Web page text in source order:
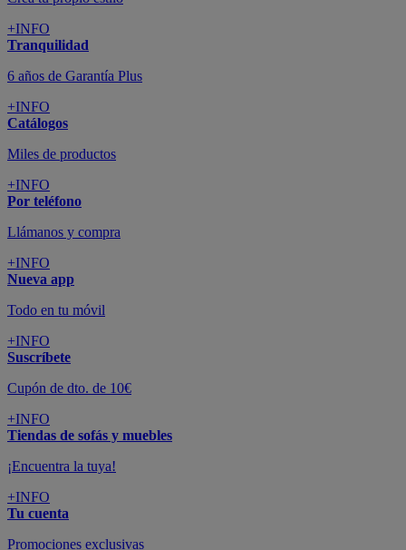
+INFO
Nueva app
Todo en tu móvil
+INFO
Suscríbete
Cupón de dto. de 10€
+INFO
Tiendas de sofás y muebles
¡Encuentra la tuya!
+INFO
Tu cuenta
Promociones exclusivas
+INFO
El blog
Busca tu inspiración
+INFO
Grandes marcas de muebles, sofás,
colchones y electrodomésticos